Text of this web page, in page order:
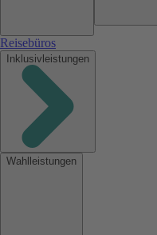
Reisebüros
Inklusivleistungen
Wahlleistungen